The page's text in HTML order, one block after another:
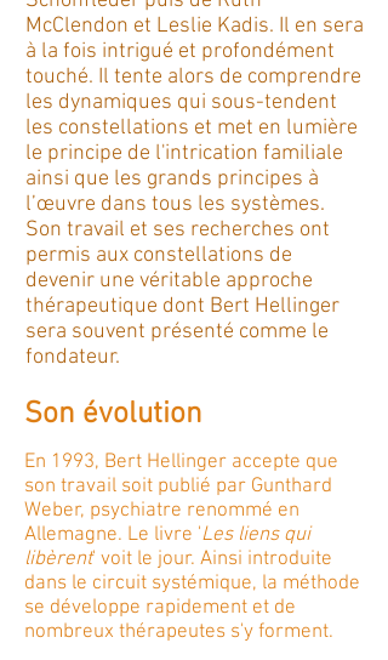
McClendon et Leslie Kadis. Il en sera
à la fois intrigué et profondément
touché. Il tente alors de comprendre
les dynamiques qui sous-tendent
les constellations et met en lumière
le principe de l'intrication familiale
ainsi que les grands principes à
l’œuvre dans tous les systèmes.
Son travail et ses recherches ont
permis aux constellations de
devenir une véritable approche
thérapeutique dont Bert Hellinger
sera souvent présenté comme le
fondateur.
Son évolution
En 1993, Bert Hellinger accepte que
son travail soit publié par Gunthard
Weber, psychiatre renommé en
Allemagne. Le livre 'Les liens qui
libèrent' voit le jour. Ainsi introduite
dans le circuit systémique, la méthode
se développe rapidement et de
nombreux thérapeutes s'y forment.